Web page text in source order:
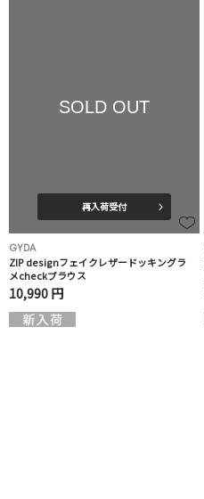
SOLD OUT
再入荷受付
GYDA
ZIP designフェイクレザードッキングラ
メcheckブラウス
10,990 円